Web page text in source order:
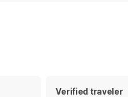
Verified traveler